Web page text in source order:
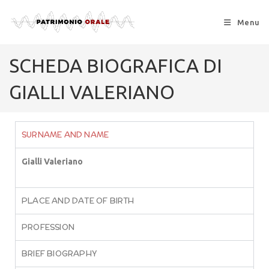
Menu
SCHEDA BIOGRAFICA DI
GIALLI VALERIANO
SURNAME AND NAME
Gialli Valeriano
PLACE AND DATE OF BIRTH
PROFESSION
BRIEF BIOGRAPHY